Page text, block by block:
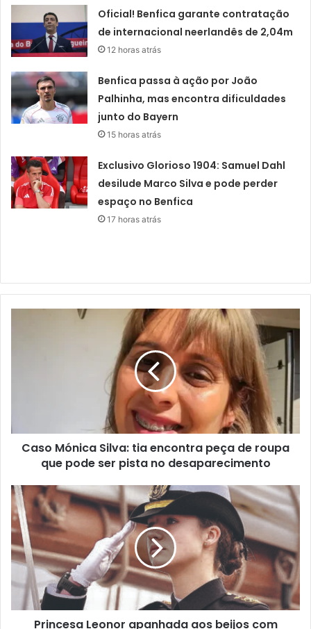
Oficial! Benfica garante contratação
de internacional neerlandês de 2,04m
12 horas atrás
Benfica passa à ação por João
Palhinha, mas encontra dificuldades
junto do Bayern
15 horas atrás
Exclusivo Glorioso 1904: Samuel Dahl
desilude Marco Silva e pode perder
espaço no Benfica
17 horas atrás
Caso Mónica Silva: tia encontra peça de roupa
que pode ser pista no desaparecimento
Princesa Leonor apanhada aos beijos com